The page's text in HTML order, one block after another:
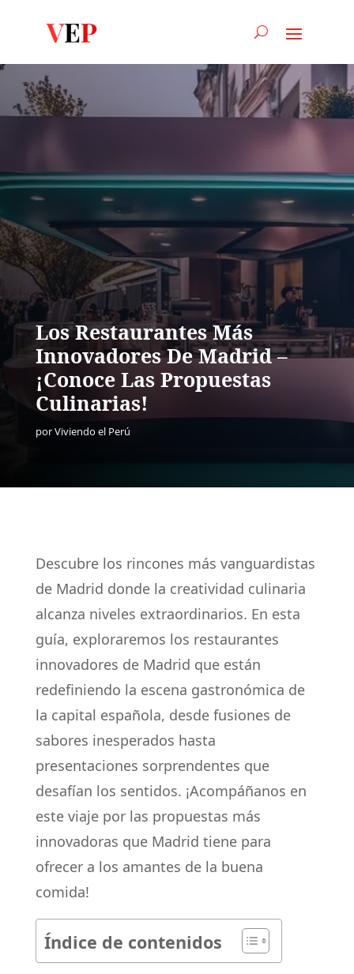
Los Restaurantes Más
Innovadores De Madrid –
¡Conoce Las Propuestas
Culinarias!
porViviendo el Perú
Descubre los rincones más vanguardistas
de Madrid donde la creatividad culinaria
alcanza niveles extraordinarios. En esta
guía, exploraremos los restaurantes
innovadores de Madrid que están
redefiniendo la escena gastronómica de
la capital española, desde fusiones de
sabores inesperados hasta
presentaciones sorprendentes que
desafían los sentidos. ¡Acompáñanos en
este viaje por las propuestas más
innovadoras que Madrid tiene para
ofrecer a los amantes de la buena
comida!
Índice de contenidos